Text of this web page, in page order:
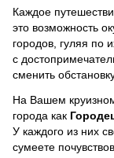
Каждое
это возможность
городов, гуляя по
с
сменить
На Вашем
города как
У каждого из них
сумеете